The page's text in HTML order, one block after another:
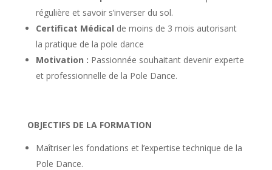
régulière et savoir s’inverser du sol.
Certificat Médical de moins de 3 mois autorisant
la pratique de la pole dance
Motivation : Passionnée souhaitant devenir experte
et professionnelle de la Pole Dance.
OBJECTIFS DE LA FORMATION
Maîtriser les fondations et l’expertise technique de la
Pole Dance.